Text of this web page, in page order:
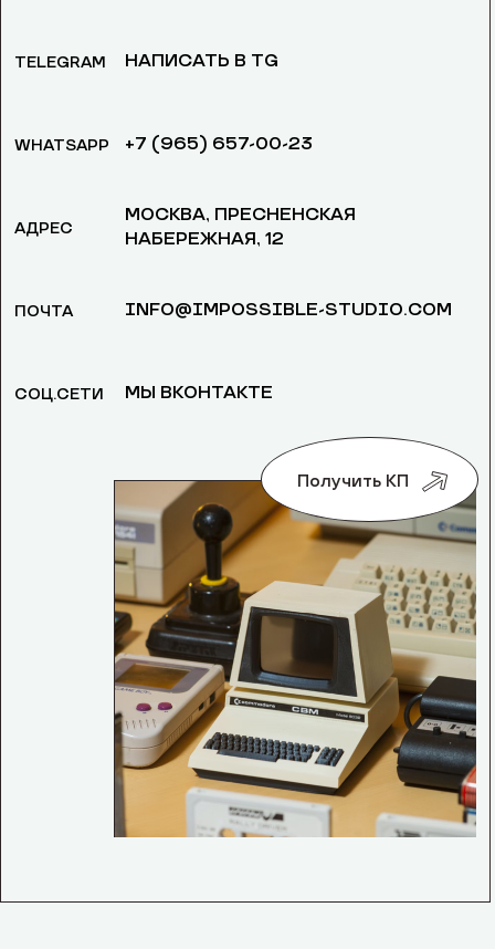
TELEGRAM
WHATSAPP
АДРЕС
ПОЧТА
СОЦ.СЕТИ
НАПИСАТЬ В TG
+7 (965) 657-00-23
МОСКВА, ​ПРЕСНЕНСКАЯ
НАБЕРЕЖНАЯ, 12
INFO@IMPOSSIBLE-STUDIO.COM
МЫ ВКОНТАКТЕ
Получить КП